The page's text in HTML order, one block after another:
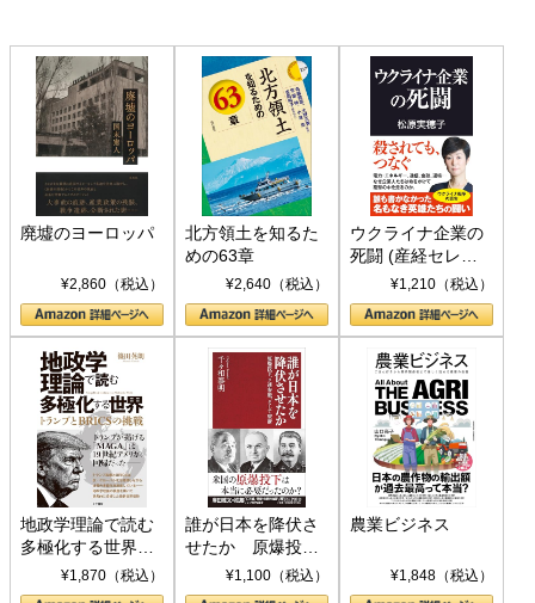
廃墟のヨーロッパ
¥2,860（税込）
北方領土を知るた
めの63章
¥2,640（税込）
ウクライナ企業の
死闘 (産経セレク
ト S 039)¥1,210（税込）
地政学理論で読む
多極化する世界：
トランプとBRICS
の挑戦
¥1,870（税込）
誰が日本を降伏さ
せたか 原爆投
下、ソ連参戦、そ
して聖断 (PHP新
¥1,100（税込）
農業ビジネス
¥1,848（税込）